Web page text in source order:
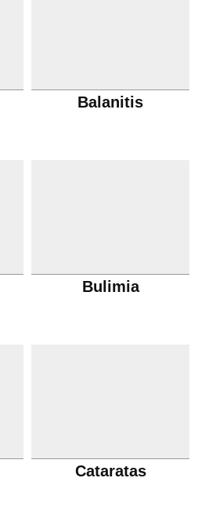
Balanitis
Bulimia
Cataratas